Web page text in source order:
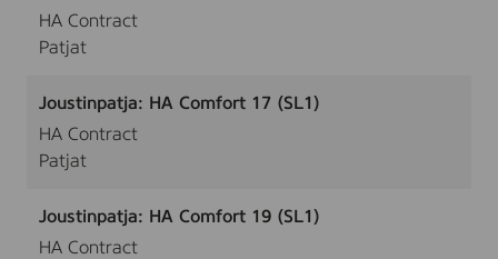
HA Contract
Patjat
Joustinpatja: HA Comfort 17 (SL1)
HA Contract
Patjat
Joustinpatja: HA Comfort 19 (SL1)
HA Contract